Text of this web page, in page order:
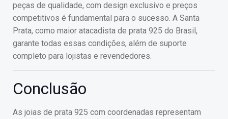
peças de qualidade, com design exclusivo e preços
competitivos é fundamental para o sucesso. A Santa
Prata, como maior atacadista de prata 925 do Brasil,
garante todas essas condições, além de suporte
completo para lojistas e revendedores.
Conclusão
As joias de prata 925 com coordenadas representam